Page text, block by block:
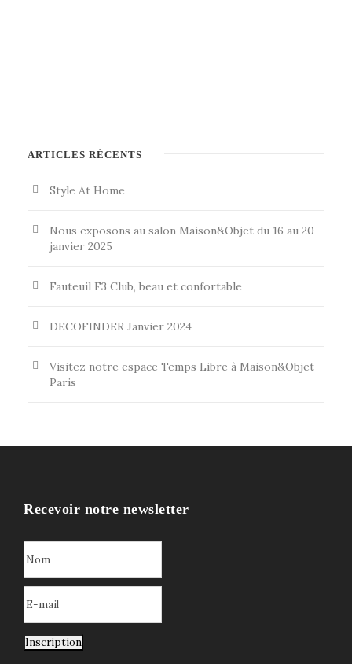
ARTICLES RÉCENTS
Style At Home
Nous exposons au salon Maison&Objet du 16 au 20
janvier 2025
Fauteuil F3 Club, beau et confortable
DECOFINDER Janvier 2024
Visitez notre espace Temps Libre à Maison&Objet
Paris
Recevoir notre newsletter
Inscription